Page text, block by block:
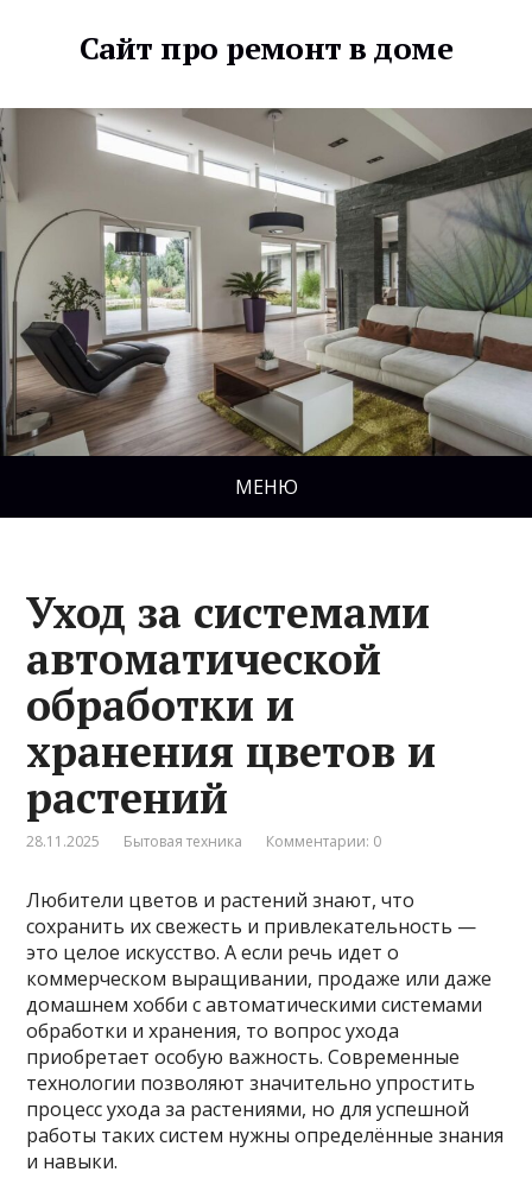
Сайт про ремонт в доме
МЕНЮ
Уход за системами
автоматической
обработки и
хранения цветов и
растений
28.11.2025 Бытовая техника Комментарии: 0
Любители цветов и растений знают, что
сохранить их свежесть и привлекательность —
это целое искусство. А если речь идет о
коммерческом выращивании, продаже или даже
домашнем хобби с автоматическими системами
обработки и хранения, то вопрос ухода
приобретает особую важность. Современные
технологии позволяют значительно упростить
процесс ухода за растениями, но для успешной
работы таких систем нужны определённые знания
и навыки.